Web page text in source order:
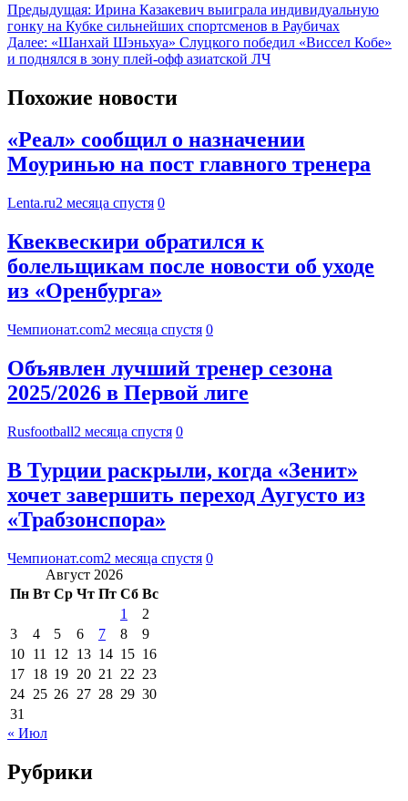
Предыдущая: Ирина Казакевич выиграла индивидуальную
гонку на Кубке сильнейших спортсменов в Раубичах
Далее: «Шанхай Шэньхуа» Слуцкого победил «Виссел Кобе»
и поднялся в зону плей-офф азиатской ЛЧ
Похожие новости
«Реал» сообщил о назначении
Моуринью на пост главного тренера
Lenta.ru2 месяца спустя 0
Квеквескири обратился к
болельщикам после новости об уходе
из «Оренбурга»
Чемпионат.com2 месяца спустя 0
Объявлен лучший тренер сезона
2025/2026 в Первой лиге
Rusfootball2 месяца спустя 0
В Турции раскрыли, когда «Зенит»
хочет завершить переход Аугусто из
«Трабзонспора»
Чемпионат.com2 месяца спустя 0
Август 2026
Пн Вт Ср Чт Пт Сб Вс
1
2
3
4 5 6 7 8
9
10 11 12 13 14 15 16
17 18 19 20 21 22 23
24 25 26 27 28 29 30
31
« Июл
Рубрики